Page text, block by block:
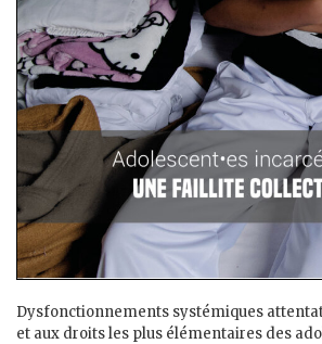
Dysfonctionnements systémiques
et aux droits les plus élémentaires des